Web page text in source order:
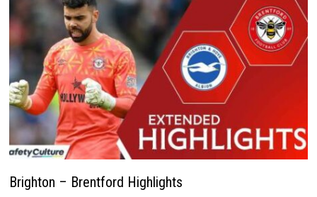
Brighton – Brentford Highlights